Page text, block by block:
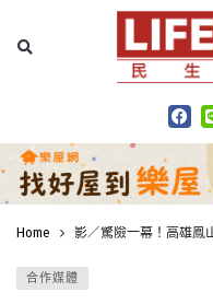
Home 影／驚險一幕！高雄鳯
合作媒體